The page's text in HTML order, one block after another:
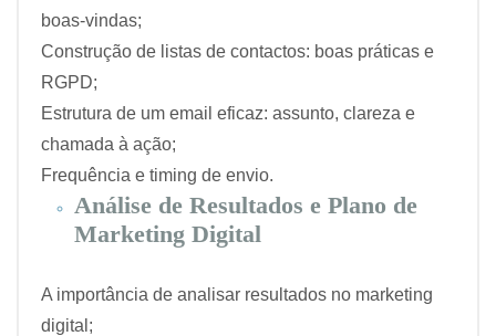
boas-vindas;
Construção de listas de contactos: boas práticas e
RGPD;
Estrutura de um email eficaz: assunto, clareza e
chamada à ação;
Frequência e timing de envio.
Análise de Resultados e Plano de
Marketing Digital
A importância de analisar resultados no marketing
digital;